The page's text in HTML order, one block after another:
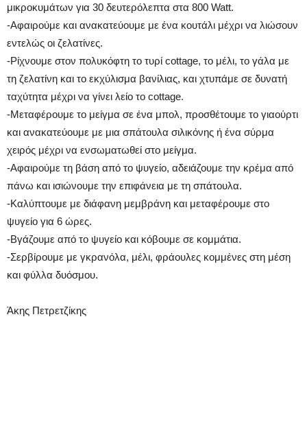
μικροκυμάτων για 30 δευτερόλεπτα στα 800 Watt.
-Αφαιρούμε και ανακατεύουμε με ένα κουτάλι μέχρι να λιώσουν
εντελώς οι ζελατίνες.
-Ρίχνουμε στον πολυκόφτη το τυρί cottage, το μέλι, το γάλα με
τη ζελατίνη και το εκχύλισμα βανίλιας, και χτυπάμε σε δυνατή
ταχύτητα μέχρι να γίνει λείο το cottage.
-Μεταφέρουμε το μείγμα σε ένα μπολ, προσθέτουμε το γιαούρτι
και ανακατεύουμε με μια σπάτουλα σιλικόνης ή ένα σύρμα
χειρός μέχρι να ενσωματωθεί στο μείγμα.
-Αφαιρούμε τη βάση από το ψυγείο, αδειάζουμε την κρέμα από
πάνω και ισιώνουμε την επιφάνεια με τη σπάτουλα.
-Καλύπτουμε με διάφανη μεμβράνη και μεταφέρουμε στο
ψυγείο για 6 ώρες.
-Βγάζουμε από το ψυγείο και κόβουμε σε κομμάτια.
-Σερβίρουμε με γκρανόλα, μέλι, φράουλες κομμένες στη μέση
και φύλλα δυόσμου.
Άκης Πετρετζίκης